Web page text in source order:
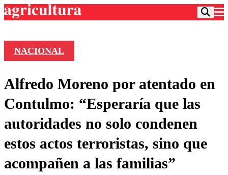
Frecuencias
Agricultura TV
Deportes
Colo Colo
Motor
Otros Deportes
Seleccion Chilena
Entretención
Dato Practico
Economía
Vida Social
Publicaciones en medios
NACIONAL
Alfredo Moreno por atentado en
Contulmo: “Esperaría que las
autoridades no solo condenen
estos actos terroristas, sino que
acompañen a las familias”